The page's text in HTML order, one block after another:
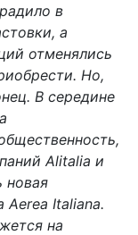
в
а
отменялись
Но,
В середине
Alitalia и
новая
Italiana.
на